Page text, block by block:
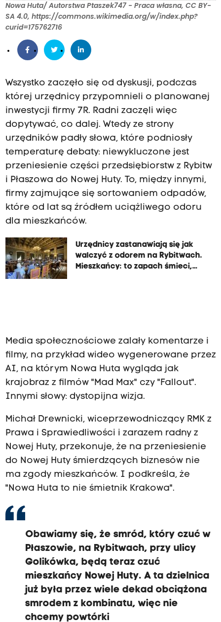
Nowa Huta/ Autorstwa Ptaszek747 - Praca własna, CC BY-
SA 4.0, https://commons.wikimedia.org/w/index.php?
curid=175762716
Wszystko zaczęło się od dyskusji, podczas
której urzędnicy przypomnieli o planowanej
inwestycji firmy 7R. Radni zaczęli więc
dopytywać, co dalej. Wtedy ze strony
urzędników padły słowa, które podniosły
temperaturę debaty: niewykluczone jest
przeniesienie części przedsiębiorstw z Rybitw
i Płaszowa do Nowej Huty. To, między innymi,
firmy zajmujące się sortowaniem odpadów,
które od lat są źródłem uciążliwego odoru
dla mieszkańców.
Urzędnicy zastanawiają się jak
walczyć z odorem na Rybitwach.
Mieszkańcy: to zapach śmieci,
Media społecznościowe zalały komentarze i
filmy, na przykład wideo wygenerowane przez
AI, na którym Nowa Huta wygląda jak
krajobraz z filmów "Mad Max" czy "Fallout".
Innymi słowy: dystopijna wizja.
Michał Drewnicki, wiceprzewodniczący RMK z
Prawa i Sprawiedliwości i zarazem radny z
Nowej Huty, przekonuje, że na przeniesienie
do Nowej Huty śmierdzących biznesów nie
ma zgody mieszkańców. I podkreśla, że
"Nowa Huta to nie śmietnik Krakowa".
Obawiamy się, że smród, który czuć w
Płaszowie, na Rybitwach, przy ulicy
Golikówka, będą teraz czuć
mieszkańcy Nowej Huty. A ta dzielnica
już była przez wiele dekad obciążona
smrodem z kombinatu, więc nie
chcemy powtórki